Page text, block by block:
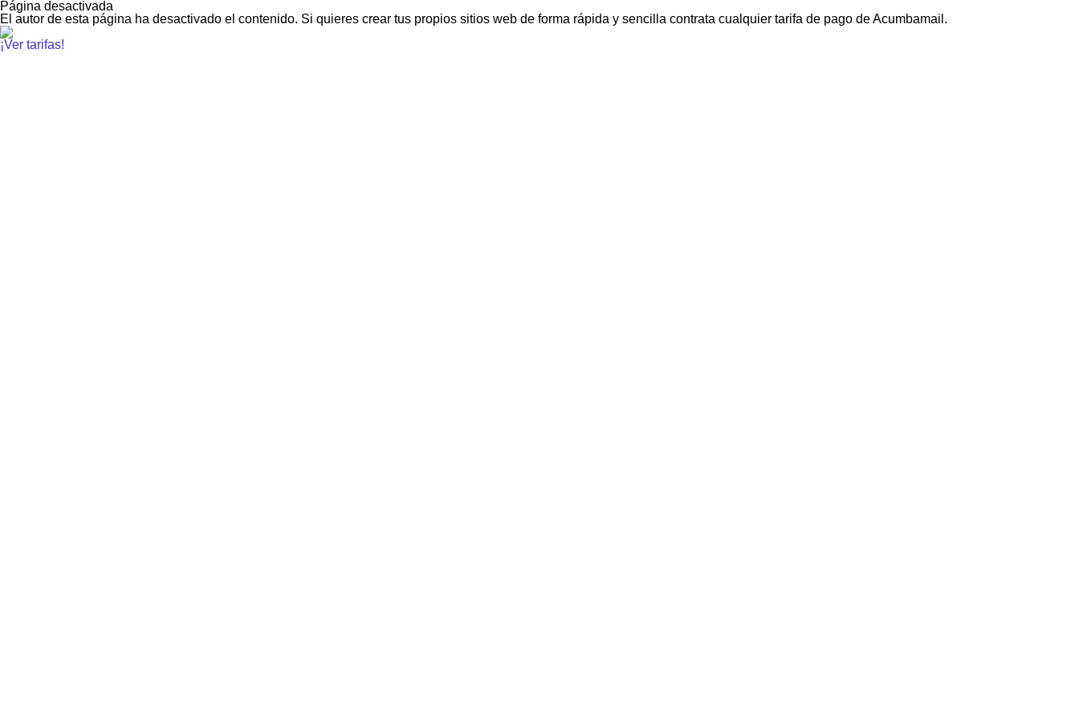
Página desactivada
El autor de esta página ha desactivado el contenido. Si quieres crear tus propios sitios web de forma rápida y sencilla contrata cualquier tarifa de pago de Acumbamail.
¡Ver tarifas!